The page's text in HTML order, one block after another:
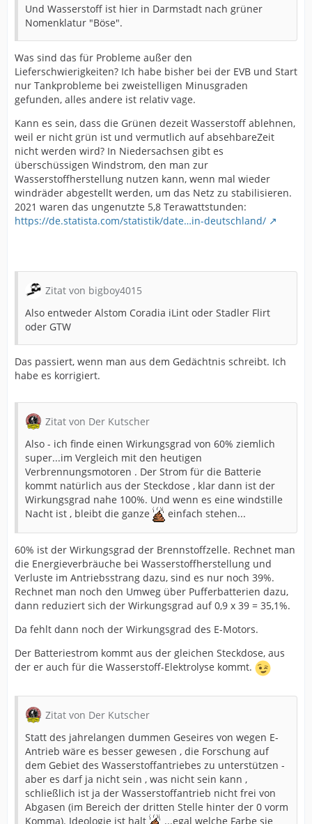
Und Wasserstoff ist hier in Darmstadt nach grüner
Nomenklatur "Böse".
Was sind das für Probleme außer den
Lieferschwierigkeiten? Ich habe bisher bei der EVB und Start
nur Tankprobleme bei zweistelligen Minusgraden
gefunden, alles andere ist relativ vage.
Kann es sein, dass die Grünen dezeit Wasserstoff ablehnen,
weil er nicht grün ist und vermutlich auf absehbareZeit
nicht werden wird? In Niedersachsen gibt es
überschüssigen Windstrom, den man zur
Wasserstoffherstellung nutzen kann, wenn mal wieder
windräder abgestellt werden, um das Netz zu stabilisieren.
2021 waren das ungenutzte 5,8 Terawattstunden:
https://de.statista.com/statistik/date…in-deutschland/
Zitat von bigboy4015
Also entweder Alstom Coradia iLint oder Stadler Flirt
oder GTW
Das passiert, wenn man aus dem Gedächtnis schreibt. Ich
habe es korrigiert.
Zitat von Der Kutscher
Also - ich finde einen Wirkungsgrad von 60% ziemlich
super...im Vergleich mit den heutigen
Verbrennungsmotoren . Der Strom für die Batterie
kommt natürlich aus der Steckdose , klar dann ist der
Wirkungsgrad nahe 100%. Und wenn es eine windstille
Nacht ist , bleibt die ganze
einfach stehen...
60% ist der Wirkungsgrad der Brennstoffzelle. Rechnet man
die Energieverbräuche bei Wasserstoffherstellung und
Verluste im Antriebsstrang dazu, sind es nur noch 39%.
Rechnet man noch den Umweg über Pufferbatterien dazu,
dann reduziert sich der Wirkungsgrad auf 0,9 x 39 = 35,1%.
Da fehlt dann noch der Wirkungsgrad des E-Motors.
Der Batteriestrom kommt aus der gleichen Steckdose, aus
der er auch für die Wasserstoff-Elektrolyse kommt.
Zitat von Der Kutscher
Statt des jahrelangen dummen Geseires von wegen E-
Antrieb wäre es besser gewesen , die Forschung auf
dem Gebiet des Wasserstoffantriebes zu unterstützen -
aber es darf ja nicht sein , was nicht sein kann ,
schließlich ist ja der Wasserstoffantrieb nicht frei von
Abgasen (im Bereich der dritten Stelle hinter der 0 vorm
Komma). Ideologie ist halt
...egal welche Farbe sie